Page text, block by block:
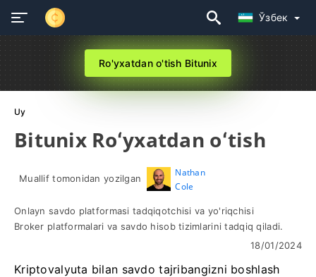
Ўзбек
Ro'yxatdan o'tish Bitunix
Uy
Bitunix Roʻyxatdan oʻtish
Muallif tomonidan yozilgan
Nathan
Cole
Onlayn savdo platformasi tadqiqotchisi va yo'riqchisi
Broker platformalari va savdo hisob tizimlarini tadqiq qiladi.
18/01/2024
Kriptovalyuta bilan savdo tajribangizni boshlash